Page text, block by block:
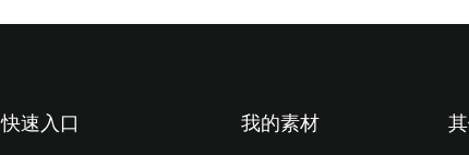
快速入口 我的素材